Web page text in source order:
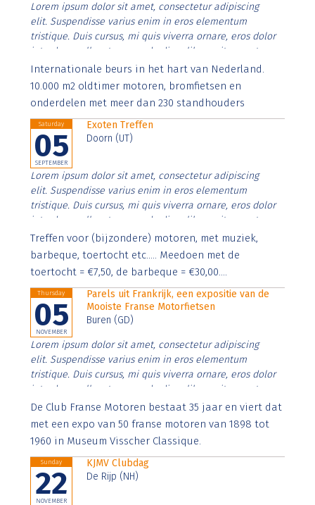
Lorem ipsum dolor sit amet, consectetur adipiscing
elit. Suspendisse varius enim in eros elementum
tristique. Duis cursus, mi quis viverra ornare, eros dolor
interdum nulla, ut commodo diam libero vitae erat.
Aenean faucibus nibh et justo cursus id rutrum lorem
imperdiet. Nunc ut sem vitae risus tristique posuere.
Internationale beurs in het hart van Nederland.
10.000 m2 oldtimer motoren, bromfietsen en
onderdelen met meer dan 230 standhouders
Saturday
05
SEPTEMBER
Exoten Treffen
Doorn (UT)
Lorem ipsum dolor sit amet, consectetur adipiscing
elit. Suspendisse varius enim in eros elementum
tristique. Duis cursus, mi quis viverra ornare, eros dolor
interdum nulla, ut commodo diam libero vitae erat.
Aenean faucibus nibh et justo cursus id rutrum lorem
imperdiet. Nunc ut sem vitae risus tristique posuere.
Treffen voor (bijzondere) motoren, met muziek,
barbeque, toertocht etc..... Meedoen met de
toertocht = €7,50, de barbeque = €30,00....
Thursday
05
NOVEMBER
Parels uit Frankrijk, een expositie van de
Mooiste Franse Motorfietsen
Buren (GD)
Lorem ipsum dolor sit amet, consectetur adipiscing
elit. Suspendisse varius enim in eros elementum
tristique. Duis cursus, mi quis viverra ornare, eros dolor
interdum nulla, ut commodo diam libero vitae erat.
Aenean faucibus nibh et justo cursus id rutrum lorem
imperdiet. Nunc ut sem vitae risus tristique posuere.
De Club Franse Motoren bestaat 35 jaar en viert dat
met een expo van 50 franse motoren van 1898 tot
1960 in Museum Visscher Classique.
Sunday
22
NOVEMBER
KJMV Clubdag
De Rijp (NH)